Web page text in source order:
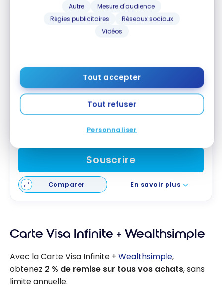
Autre
Mesure d'audience
Régies publicitaires
Réseaux sociaux
Vidéos
Tout accepter
Tout refuser
Personnaliser
Aucune offre de bienvenue
Valeur de la première année :240 $
Aucuns frais de conversion
Avantages Visa Infinite
Souscrire
Comparer En savoir plus
Carte Visa Infinite + Wealthsimple
Avec la Carte Visa Infinite + Wealthsimple,
obtenez 2 % de remise sur tous vos achats, sans
limite annuelle.